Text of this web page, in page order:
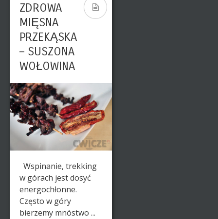
ZDROWA
MIĘSNA
PRZEKĄSKA
– SUSZONA
WOŁOWINA
Wspinanie, trekking
w górach jest dosyć
energochłonne.
Często w góry
bierzemy mnóstwo ...